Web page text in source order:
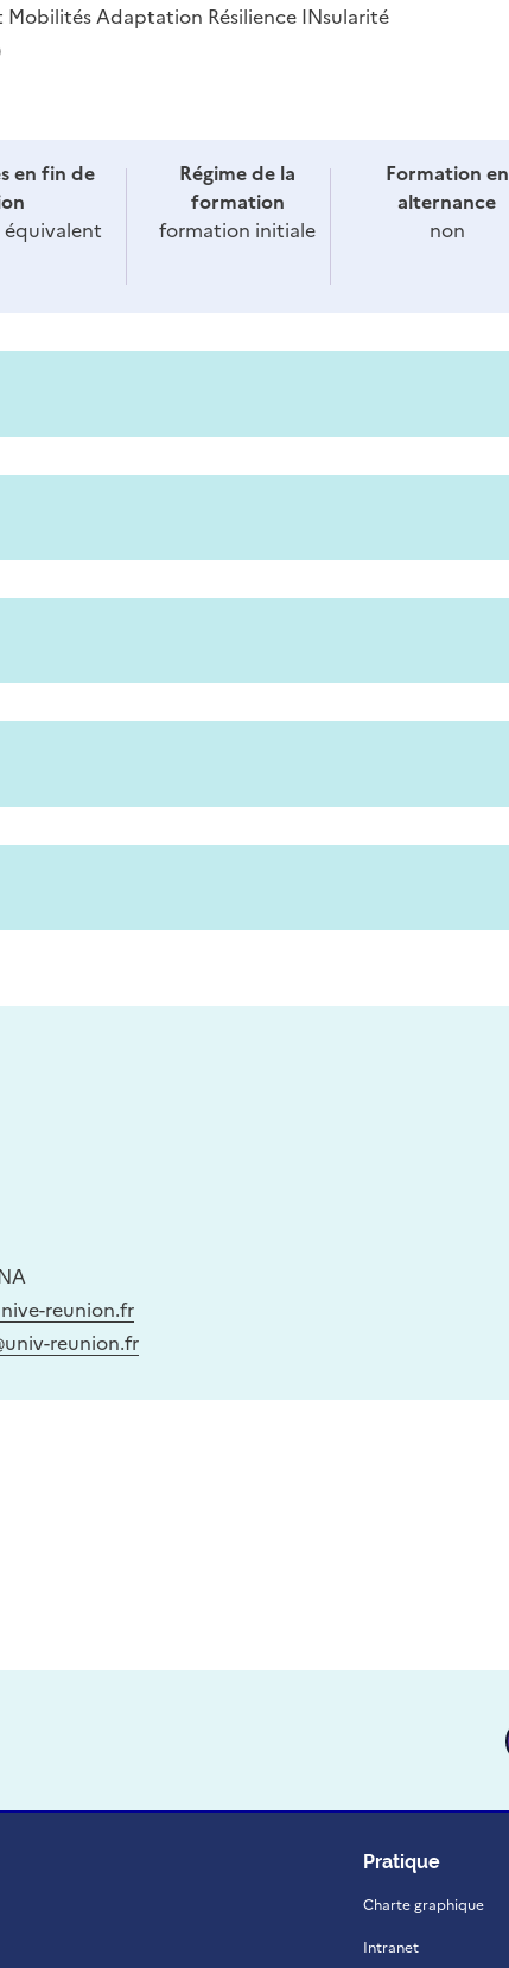
Mobilités Adaptation Résilience INsularité
en fin de
équivalent
Régime de la
formation
formation initiale
Formation en
alternance
non
reunion.fr
reunion.fr
Pratique
Charte graphique
Intranet